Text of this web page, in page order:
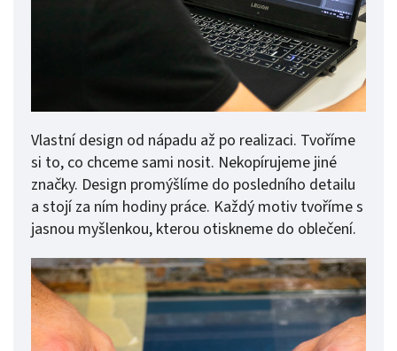
Vlastní design od nápadu až po realizaci. Tvoříme
si to, co chceme sami nosit. Nekopírujeme jiné
značky. Design promýšlíme do posledního detailu
a stojí za ním hodiny práce. Každý motiv tvoříme s
jasnou myšlenkou, kterou otiskneme do oblečení.